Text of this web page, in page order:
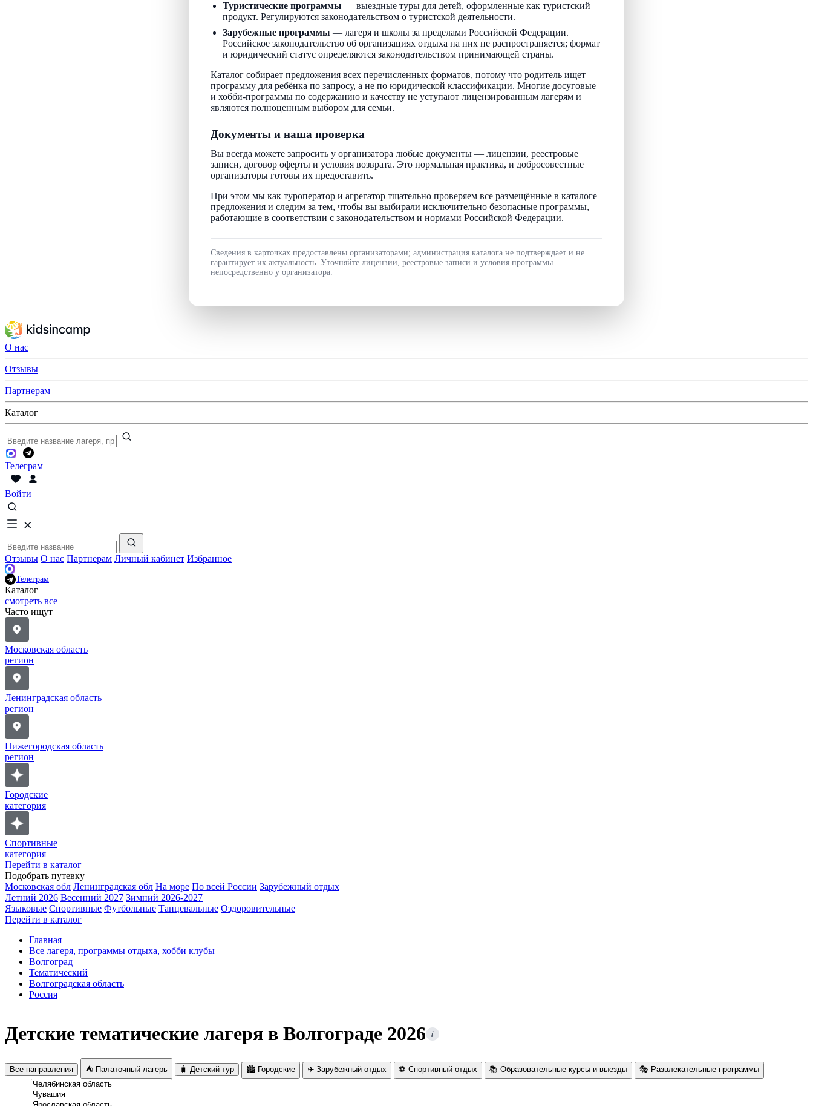
Туристические программы — выездные туры для детей, оформленные как туристский
продукт. Регулируются законодательством о туристской деятельности.
Зарубежные программы — лагеря и школы за пределами Российской Федерации.
Российское законодательство об организациях отдыха на них не распространяется; формат
и юридический статус определяются законодательством принимающей страны.
Каталог собирает предложения всех перечисленных форматов, потому что родитель ищет
программу для ребёнка по запросу, а не по юридической классификации. Многие досуговые
и хобби-программы по содержанию и качеству не уступают лицензированным лагерям и
являются полноценным выбором для семьи.
Документы и наша проверка
Вы всегда можете запросить у организатора любые документы — лицензии, реестровые
записи, договор оферты и условия возврата. Это нормальная практика, и добросовестные
организаторы готовы их предоставить.
При этом мы как туроператор и агрегатор тщательно проверяем все размещённые в каталоге
предложения и следим за тем, чтобы вы выбирали исключительно безопасные программы,
работающие в соответствии с законодательством и нормами Российской Федерации.
Сведения в карточках предоставлены организаторами; администрация каталога не подтверждает и не
гарантирует их актуальность. Уточняйте лицензии, реестровые записи и условия программы
непосредственно у организатора.
О нас
Отзывы
Партнерам
Каталог
Телеграм
Войти
Отзывы О нас Партнерам Личный кабинет Избранное
Телеграм
Каталог
смотреть все
Часто ищут
Московская область
регион
Ленинградская область
регион
Нижегородская область
регион
Городские
категория
Спортивные
категория
Перейти в каталог
Подобрать путевку
Московская обл Ленинградская обл На море По всей России Зарубежный отдых
Летний 2026 Весенний 2027 Зимний 2026-2027
Языковые Спортивные Футбольные Танцевальные Оздоровительные
Перейти в каталог
Главная
Все лагеря, программы отдыха, хобби клубы
Волгоград
Тематический
Волгоградская область
Россия
Детские тематические лагеря в Волгограде 2026 i
Все направления ⛺ Палаточный лагерь 🧳 Детский тур 🏙️ Городские ✈️ Зарубежный отдых ⚽ Спортивный отдых 📚 Образовательные курсы и выезды 🎭 Развлекательные программы